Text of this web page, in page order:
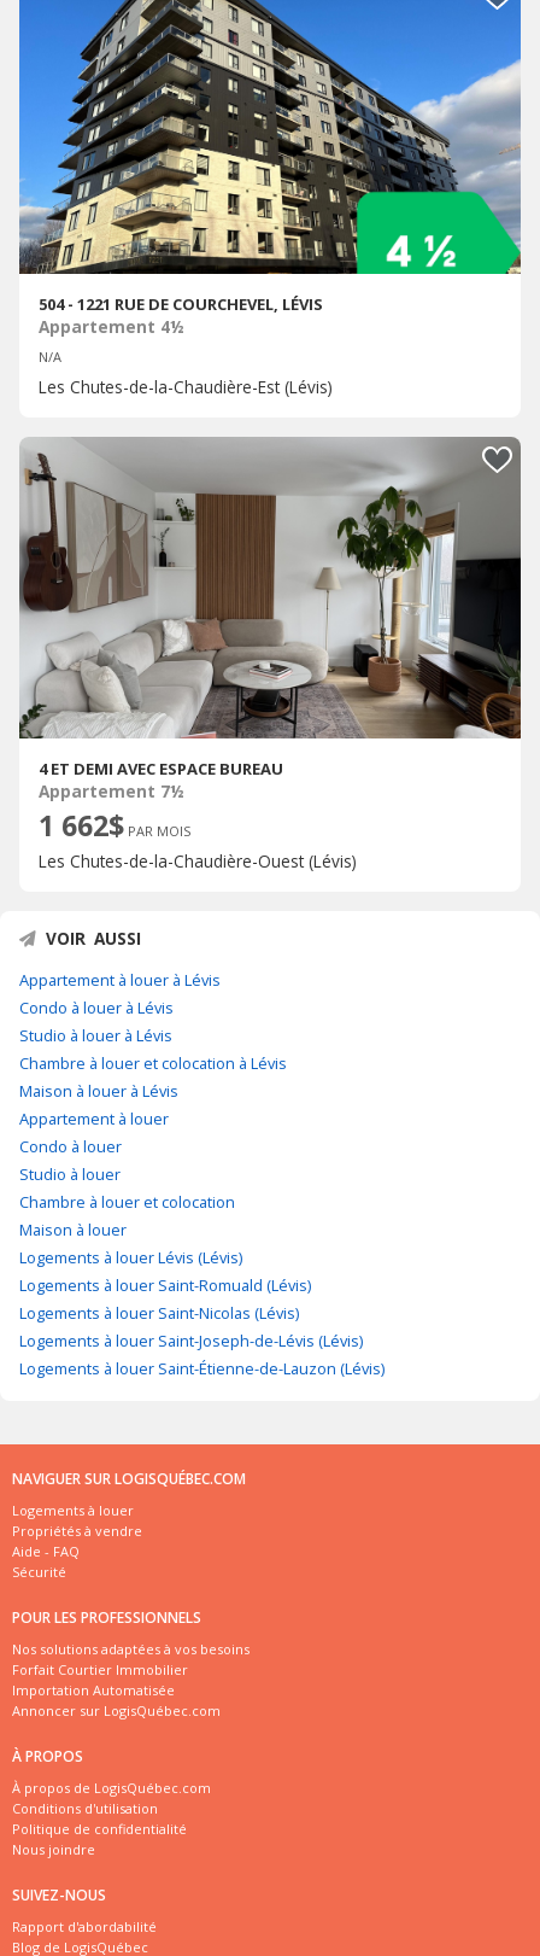
504 - 1221 RUE DE COURCHEVEL, LÉVIS
Appartement 4½
N/A
Les Chutes-de-la-Chaudière-Est (Lévis)
4 ET DEMI AVEC ESPACE BUREAU
Appartement 7½
1 662$ PAR MOIS
Les Chutes-de-la-Chaudière-Ouest (Lévis)
VOIR AUSSI
Appartement à louer à Lévis
Condo à louer à Lévis
Studio à louer à Lévis
Chambre à louer et colocation à Lévis
Maison à louer à Lévis
Appartement à louer
Condo à louer
Studio à louer
Chambre à louer et colocation
Maison à louer
Logements à louer Lévis (Lévis)
Logements à louer Saint-Romuald (Lévis)
Logements à louer Saint-Nicolas (Lévis)
Logements à louer Saint-Joseph-de-Lévis (Lévis)
Logements à louer Saint-Étienne-de-Lauzon (Lévis)
NAVIGUER SUR LOGISQUÉBEC.COM
Logements à louer
Propriétés à vendre
Aide - FAQ
Sécurité
POUR LES PROFESSIONNELS
Nos solutions adaptées à vos besoins
Forfait Courtier Immobilier
Importation Automatisée
Annoncer sur LogisQuébec.com
À PROPOS
À propos de LogisQuébec.com
Conditions d'utilisation
Politique de confidentialité
Nous joindre
SUIVEZ-NOUS
Rapport d'abordabilité
Blog de LogisQuébec